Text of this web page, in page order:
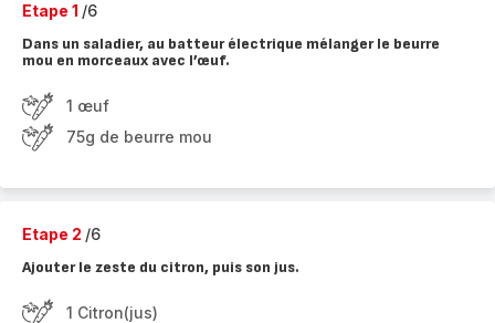
Etape 1 /6
Dans un saladier, au batteur électrique mélanger le beurre
mou en morceaux avec l’œuf.
1 œuf
75g de beurre mou
Etape 2 /6
Ajouter le zeste du citron, puis son jus.
1 Citron(jus)